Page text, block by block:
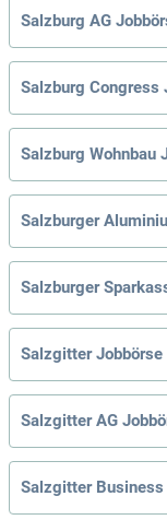
Salzburg AG
Salzburg Congress
Salzburg Wohnbau
Salzburger
Salzburger
Salzgitter Jobbörse
Salzgitter AG
Salzgitter Business